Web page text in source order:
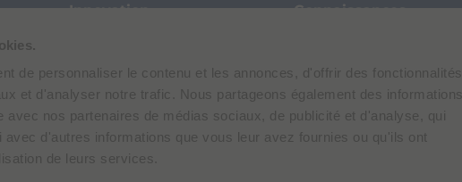
de personnaliser le contenu et les annonces, d'offrir des fonctionnalités
et d'analyser notre trafic. Nous partageons également des informations
avec nos partenaires de médias sociaux, de publicité et d'analyse, qui
d'autres informations que vous leur avez fournies ou qu'ils ont
de leurs services.
Innovation Connaissances
Développement
durable
Nos histoires
Pharmacovigilance